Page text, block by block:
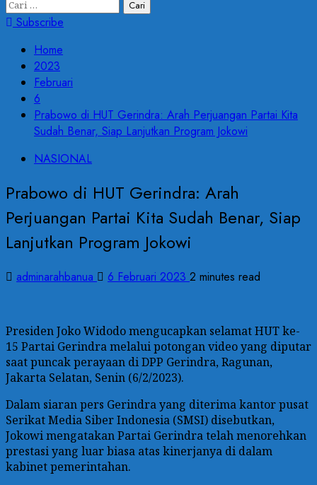
Cari
untuk:
Subscribe
Home
2023
Februari
6
Prabowo di HUT Gerindra: Arah Perjuangan Partai Kita
Sudah Benar, Siap Lanjutkan Program Jokowi
NASIONAL
Prabowo di HUT Gerindra: Arah
Perjuangan Partai Kita Sudah Benar, Siap
Lanjutkan Program Jokowi
adminarahbanua 6 Februari 2023 2 minutes read
Presiden Joko Widodo mengucapkan selamat HUT ke-
15 Partai Gerindra melalui potongan video yang diputar
saat puncak perayaan di DPP Gerindra, Ragunan,
Jakarta Selatan, Senin (6/2/2023).
Dalam siaran pers Gerindra yang diterima kantor pusat
Serikat Media Siber Indonesia (SMSI) disebutkan,
Jokowi mengatakan Partai Gerindra telah menorehkan
prestasi yang luar biasa atas kinerjanya di dalam
kabinet pemerintahan.